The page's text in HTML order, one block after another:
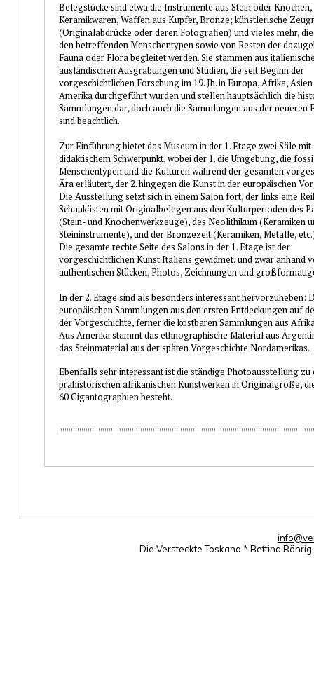
Belegstücke sind etwa die Instrumente aus Stein oder Knochen,
Keramikwaren, Waffen aus Kupfer, Bronze; künstlerische
(Originalabdrücke oder deren Fotografien) und vieles mehr,
den betreffenden Menschentypen sowie von Resten der
Fauna oder Flora begleitet werden. Sie stammen aus
ausländischen Ausgrabungen und Studien, die seit Beginn der
vorgeschichtlichen Forschung im 19. Jh. in Europa, Afrika,
Amerika durchgeführt wurden und stellen hauptsächlich die
Sammlungen dar, doch auch die Sammlungen aus der neueren
sind beachtlich.
Zur Einführung bietet das Museum in der 1. Etage zwei Säle mit
didaktischem Schwerpunkt, wobei der 1. die Umgebung, die
Menschentypen und die Kulturen während der gesamten
Ära erläutert, der 2. hingegen die Kunst in der europäischen
Die Ausstellung setzt sich in einem Salon fort, der links eine
Schaukästen mit Originalbelegen aus den Kulturperioden des
(Stein- und Knochenwerkzeuge), des Neolithikum (Keramiken
Steininstrumente), und der Bronzezeit (Keramiken, Metalle,
Die gesamte rechte Seite des Salons in der 1. Etage ist der
vorgeschichtlichen Kunst Italiens gewidmet, und zwar anhand
authentischen Stücken, Photos, Zeichnungen und
In der 2. Etage sind als besonders interessant hervorzuheben:
europäischen Sammlungen aus den ersten Entdeckungen auf
der Vorgeschichte, ferner die kostbaren Sammlungen aus
Aus Amerika stammt das ethnographische Material aus
das Steinmaterial aus der späten Vorgeschichte Nordamerikas.
Ebenfalls sehr interessant ist die ständige Photoausstellung zu
prähistorischen afrikanischen Kunstwerken in Originalgröße,
60 Gigantographien besteht.
Die Versteckte Toskana * Bettina